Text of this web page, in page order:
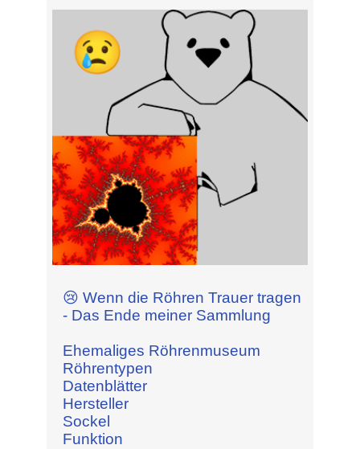
😢 Wenn die Röhren Trauer tragen
- Das Ende meiner Sammlung
Ehemaliges Röhrenmuseum
Röhrentypen
Datenblätter
Hersteller
Sockel
Funktion